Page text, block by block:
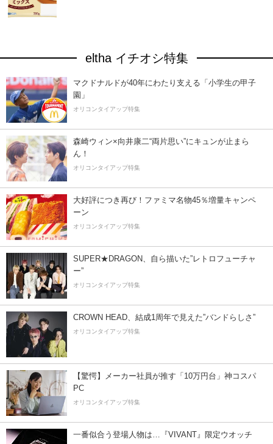
eltha イチオシ特集
マクドナルドが40年にわたり支える「小学生の甲子
園」
オリコンタイアップ特集
森崎ウィン×向井康二“両片思い”にキュンが止まら
ん！
オリコンタイアップ特集
大好評につき再び！ファミマ名物45％増量キャンペ
ーン
オリコンタイアップ特集
SUPER★DRAGON、自ら描いた”レトロフューチャ
ー”
オリコンタイアップ特集
CROWN HEAD、結成1周年で見えた”バンドらしさ”
オリコンタイアップ特集
【驚愕】メーカー社員が推す「10万円台」神コスパ
PC
オリコンタイアップ特集
一番似合う登場人物は…『VIVANT』限定ウオッチ